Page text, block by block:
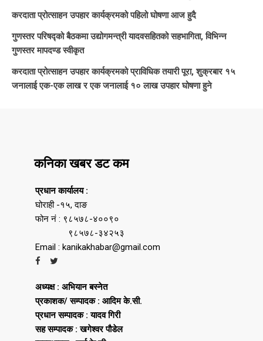
करदाता प्रोत्साहन उपहार कार्यक्रमको पहिलो घोषणा आज हुदै
गुणस्तर परिषद्को बैठकमा उद्योगमन्त्री यादवसहितको सहभागिता, विभिन्न
गुणस्तर मापदण्ड स्वीकृत
करदाता प्रोत्साहन उपहार कार्यक्रमको प्राविधिक तयारी पूरा, शुक्रबार १५
जनालाई एक-एक लाख र एक जनालाई १० लाख उपहार घोषणा हुने
कनिका खबर डट कम
प्रधान कार्यालय :
घोराही -१५, दाङ
फोन नं : ९८५७८-४००९०
९८५७८-३४२५३
Email : kanikakhabar@gmail.com
अध्यक्ष : अभियान बस्नेत
प्रकाशक/ सम्पादक : आदिम के.सी.
प्रधान सम्पादक : यादव गिरी
सह सम्पादक : खगेश्वर पौडेल